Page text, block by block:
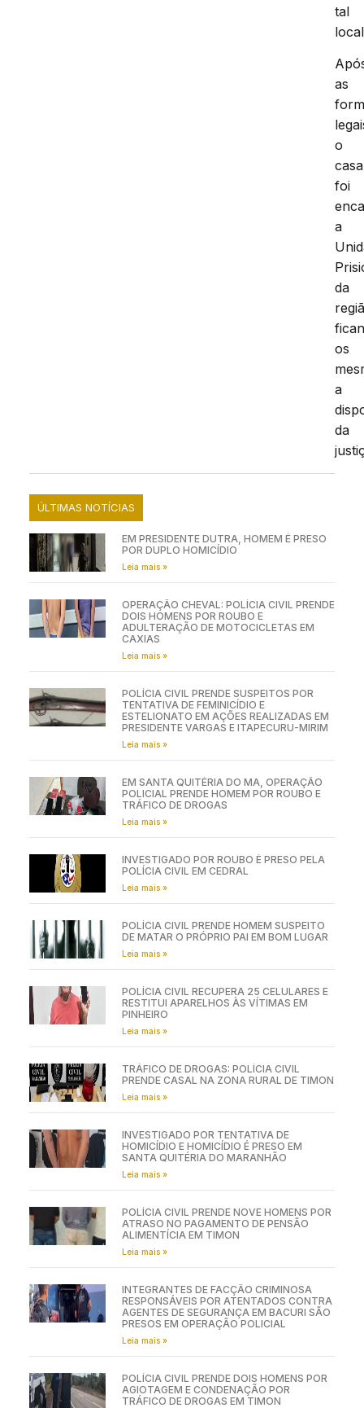
tal
as
o
foi
a
da
os
a
da
ÚLTIMAS NOTÍCIAS
EM PRESIDENTE DUTRA, HOMEM É PRESO
POR DUPLO HOMICÍDIO
Leia mais »
OPERAÇÃO CHEVAL: POLÍCIA CIVIL PRENDE
DOIS HOMENS POR ROUBO E
ADULTERAÇÃO DE MOTOCICLETAS EM
CAXIAS
Leia mais »
POLÍCIA CIVIL PRENDE SUSPEITOS POR
TENTATIVA DE FEMINICÍDIO E
ESTELIONATO EM AÇÕES REALIZADAS EM
PRESIDENTE VARGAS E ITAPECURU-MIRIM
Leia mais »
EM SANTA QUITÉRIA DO MA, OPERAÇÃO
POLICIAL PRENDE HOMEM POR ROUBO E
TRÁFICO DE DROGAS
Leia mais »
INVESTIGADO POR ROUBO É PRESO PELA
POLÍCIA CIVIL EM CEDRAL
Leia mais »
POLÍCIA CIVIL PRENDE HOMEM SUSPEITO
DE MATAR O PRÓPRIO PAI EM BOM LUGAR
Leia mais »
POLÍCIA CIVIL RECUPERA 25 CELULARES E
RESTITUI APARELHOS ÀS VÍTIMAS EM
PINHEIRO
Leia mais »
TRÁFICO DE DROGAS: POLÍCIA CIVIL
PRENDE CASAL NA ZONA RURAL DE TIMON
Leia mais »
INVESTIGADO POR TENTATIVA DE
HOMICÍDIO E HOMICÍDIO É PRESO EM
SANTA QUITÉRIA DO MARANHÃO
Leia mais »
POLÍCIA CIVIL PRENDE NOVE HOMENS POR
ATRASO NO PAGAMENTO DE PENSÃO
ALIMENTÍCIA EM TIMON
Leia mais »
INTEGRANTES DE FACÇÃO CRIMINOSA
RESPONSÁVEIS POR ATENTADOS CONTRA
AGENTES DE SEGURANÇA EM BACURI SÃO
PRESOS EM OPERAÇÃO POLICIAL
Leia mais »
POLÍCIA CIVIL PRENDE DOIS HOMENS POR
AGIOTAGEM E CONDENAÇÃO POR
TRÁFICO DE DROGAS EM TIMON